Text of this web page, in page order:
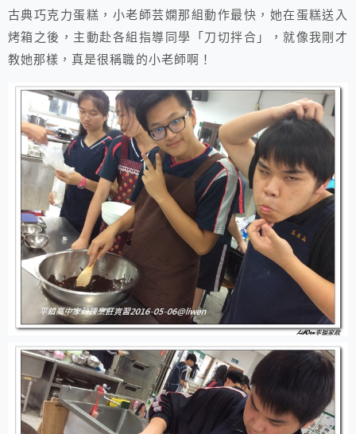
古典巧克力蛋糕，小老師芸嫻那組動作最快，她在蛋糕送入
烤箱之後，主動赴各組指導同學「刀切拌合」，就像我剛才
教她那樣，真是很稱職的小老師啊！